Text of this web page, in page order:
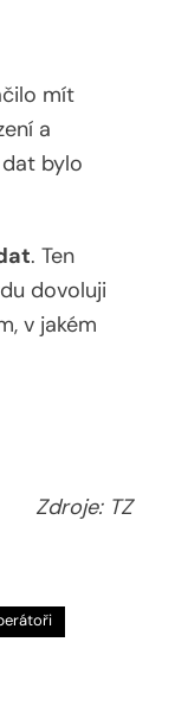
mít
a
bylo
. Ten
dovoluji
v jakém
Zdroje: TZ